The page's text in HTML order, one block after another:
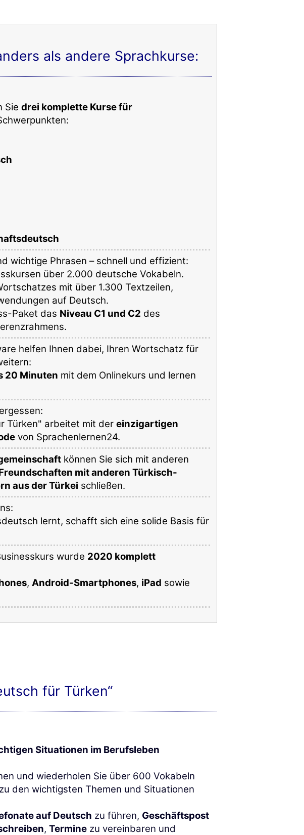
als andere Sprachkurse:
Sie drei komplette Kurse für
wichtige Phrasen – schnell und effizient:
über 2.000 deutsche Vokabeln.
mit über 1.300 Textzeilen,
auf Deutsch.
Paket das Niveau C1 und C2 des
helfen Ihnen dabei, Ihren Wortschatz für
20 Minuten mit dem Onlinekurs und lernen
Türken" arbeitet mit der einzigartigen
von Sprachenlernen24.
können Sie sich mit anderen
mit anderen Türkisch-
aus der Türkei schließen.
lernt, schafft sich eine solide Basis für
wurde 2020 komplett
, Android-Smartphones, iPad sowie
für Türken“
Situationen im Berufsleben
und wiederholen Sie über 600 Vokabeln
den wichtigsten Themen und Situationen
auf Deutsch zu führen, Geschäftspost
,Termine zu vereinbaren und